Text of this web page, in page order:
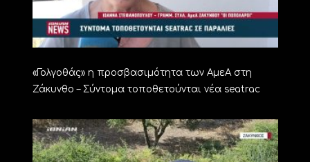
«Γολγοθάς» η προσβασιμότητα των ΑμεΑ στη
Ζάκυνθο – Σύντομα τοποθετούνται νέα seatrac